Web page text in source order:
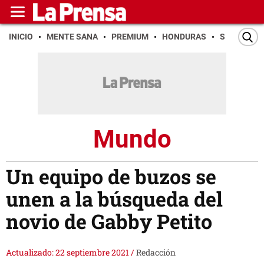
INICIO MENTE SANA PREMIUM HONDURAS SAN PEDRO
Mundo
Un equipo de buzos se
unen a la búsqueda del
novio de Gabby Petito
Actualizado: 22 septiembre 2021/Redacción